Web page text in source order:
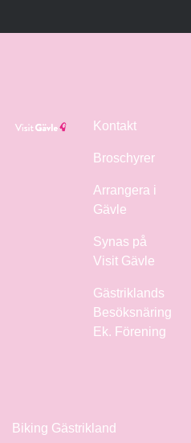
Kontakt
Broschyrer
Arrangera i
Gävle
Synas på
Visit Gävle
Gästriklands
Besöksnäring
Ek. Förening
Biking Gästrikland